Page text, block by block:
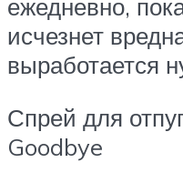
ежедневно,
исчезнет
выработается
Спрей для
Goodbye